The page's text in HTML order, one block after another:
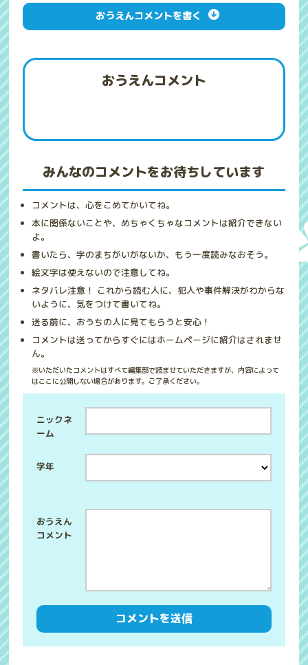
おうえんコメントを書く
おうえんコメント
みんなのコメントをお待ちしています
コメントは、心をこめてかいてね。
本に関係ないことや、めちゃくちゃなコメントは紹介できない
よ。
書いたら、字のまちがいがないか、もう一度読みなおそう。
絵文字は使えないので注意してね。
ネタバレ注意！ これから読む人に、犯人や事件解決がわからな
いように、気をつけて書いてね。
送る前に、おうちの人に見てもらうと安心！
コメントは送ってからすぐにはホームページに紹介はされませ
ん。
※いただいたコメントはすべて編集部で読ませていただきますが、内容によって
はここに公開しない場合があります。ご了承ください。
学年
ニックネ
ーム